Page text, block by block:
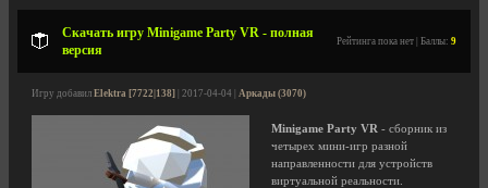
Скачать игру Minigame Party VR - полная
версия
Рейтинга пока нет | Баллы: 9
Игру добавил Elektra [7722|138] | 2017-04-04 | Аркады (3070)
Minigame Party VR - сборник из
четырех мини-игр разной
направленности для устройств
виртуальной реальности.